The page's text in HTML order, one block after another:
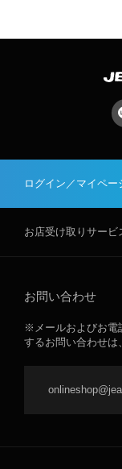
ログイン／マイペー
お店受け取りサービ
お問い合わせ
※メールおよびお電
するお問い合わせは